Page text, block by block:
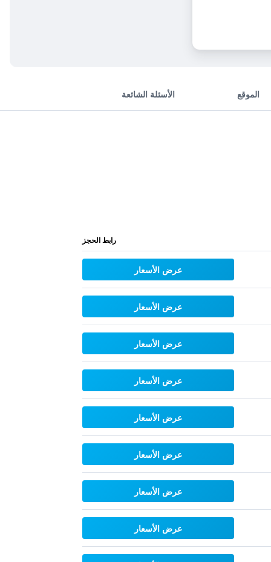
الموقع الأسئلة الشائعة
رابط الحجز
عرض الأسعار
عرض الأسعار
عرض الأسعار
عرض الأسعار
عرض الأسعار
عرض الأسعار
عرض الأسعار
عرض الأسعار